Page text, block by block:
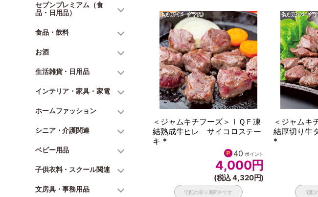
セブンプレミアム（食
品・日用品）
食品・飲料
お酒
生活雑貨・日用品
インテリア・家具・家電
ホームファッション
シニア・介護関連
ベビー用品
子供衣料・スクール関連
文房具・事務用品
＜ジャムキチフーズ＞ＩＱＦ凍
結熟成牛ヒレ サイコロステー
キ *
40 ポイント
4,000円
(税込 4,320円)
宅配の承り期間外です
＜ジャムキ
結厚切り牛
*
宅配